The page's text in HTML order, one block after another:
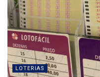
LOTERIAS